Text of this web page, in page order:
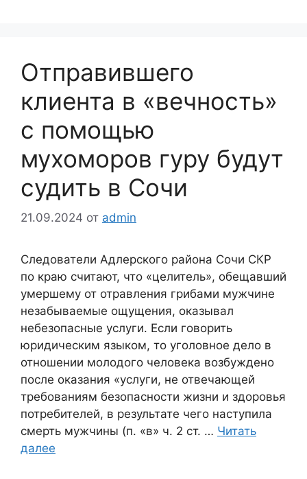
Отправившего
клиента в «вечность»
с помощью
мухоморов гуру будут
судить в Сочи
21.09.2024 от admin
Следователи Адлерского района Сочи СКР
по краю считают, что «целитель», обещавший
умершему от отравления грибами мужчине
незабываемые ощущения, оказывал
небезопасные услуги. Если говорить
юридическим языком, то уголовное дело в
отношении молодого человека возбуждено
после оказания «услуги, не отвечающей
требованиям безопасности жизни и здоровья
потребителей, в результате чего наступила
смерть мужчины (п. «в» ч. 2 ст. … Читать
далее